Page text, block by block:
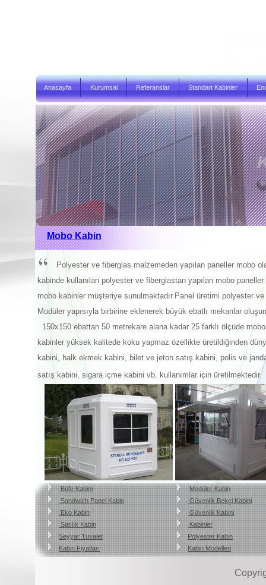
Anasayfa Kurumsal Referanslar Standart Kabinler
Mobo Kabin
Polyester ve fiberglas malzemeden yapılan paneller mobo
kabinde kullanılan polyester ve fiberglastan yapılan mobo
mobo kabinler müşteriye sunulmaktadır.Panel üretimi polyester
Modüler yapısıyla birbirine eklenerek büyük ebatlı mekanlar
150x150 ebattan 50 metrekare alana kadar 25 farklı ölçüde
kabinler yüksek kalitede koku yapmaz özellikte üretildiğinden
kabini, halk ekmek kabini, bilet ve jeton satış kabini, polis ve
satış kabini, sigara içme kabini vb. kullanımlar için
Büfe Kabini
Modüler Kabin
Sandwich Panel Kabin
Güvenlik Bekçi Kabini
Eko Kabin
Güvenlik Kabini
Satılık Kabin
Kabinler
Seyyar Tuvalet
Polyester Kabin
Kabin Fiyatları
Kabin Modelleri